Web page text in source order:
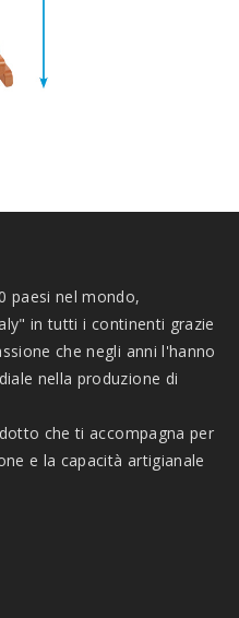
paesi nel mondo,
in tutti i continenti grazie
che negli anni l'hanno
nella produzione di
che ti accompagna per
e la capacità artigianale